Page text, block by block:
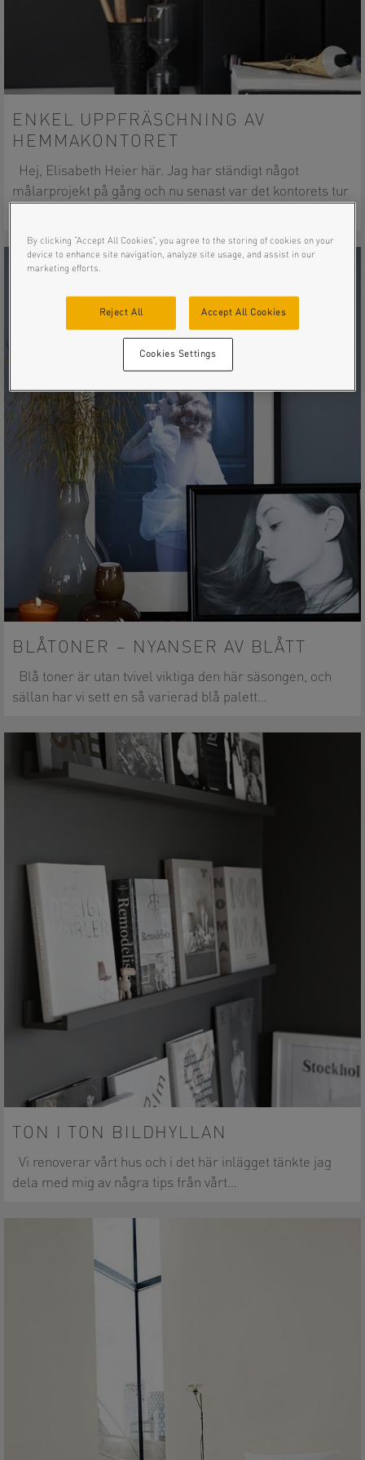
ENKEL UPPFRÄSCHNING AV
HEMMAKONTORET
Hej, Elisabeth Heier här. Jag har ständigt något
målarprojekt på gång och nu senast var det kontorets tur
BLÅTONER – NYANSER AV BLÅTT
Blå toner är utan tvivel viktiga den här säsongen, och
sällan har vi sett en så varierad blå palett…
TON I TON BILDHYLLAN
Vi renoverar vårt hus och i det här inlägget tänkte jag
dela med mig av några tips från vårt…
By clicking “Accept All Cookies”, you agree to the storing of cookies on your
device to enhance site navigation, analyze site usage, and assist in our
marketing efforts.
Reject All Accept All Cookies
Cookies Settings